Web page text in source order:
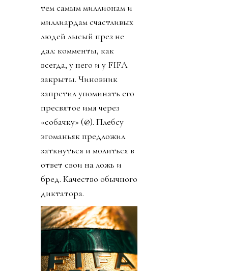
тем самым миллионам и
миллиардам счастливых
людей лысый през не
дал: комменты, как
всегда, у него и у FIFA
закрыты. Чиновник
запретил упоминать его
пресвятое имя через
«собачку» (@). Плебсу
эгоманьяк предложил
заткнуться и молиться в
ответ свои на ложь и
бред. Качество обычного
диктатора.